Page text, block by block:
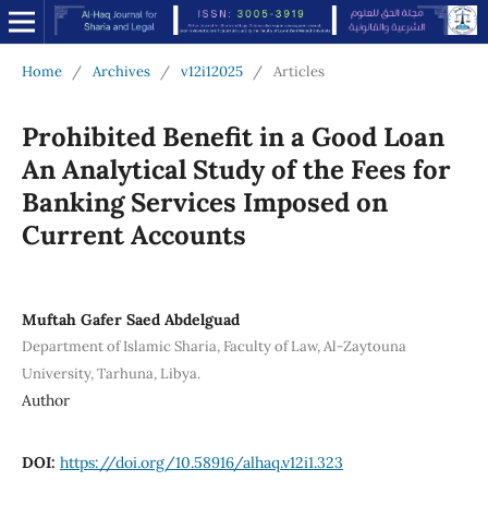
Home / Archives / v12i12025 / Articles
Prohibited Benefit in a Good Loan
An Analytical Study of the Fees for
Banking Services Imposed on
Current Accounts
Muftah Gafer Saed Abdelguad
Department of Islamic Sharia, Faculty of Law, Al-Zaytouna
University, Tarhuna, Libya.
Author
DOI: https://doi.org/10.58916/alhaq.v12i1.323